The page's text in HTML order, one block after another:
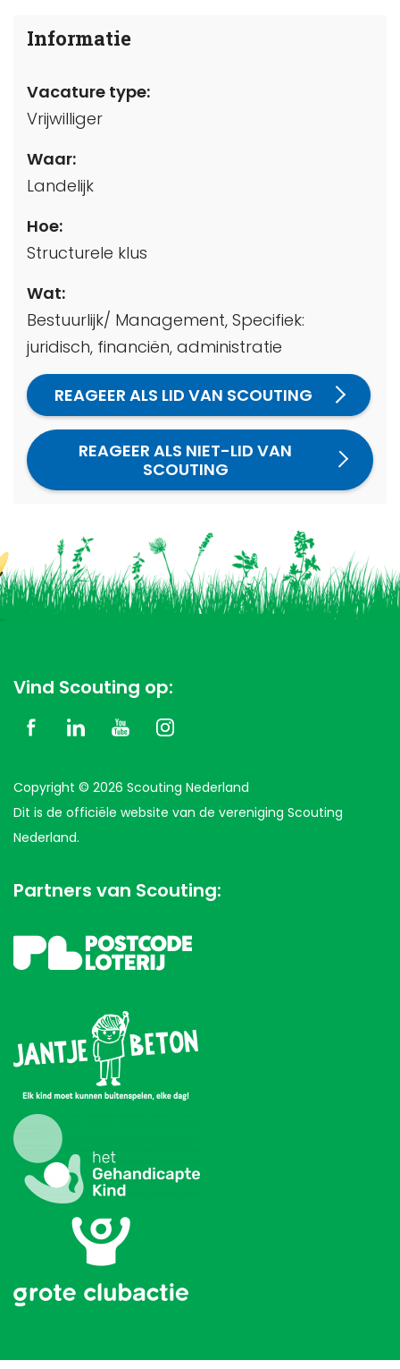
Informatie
Vacature type:
Vrijwilliger
Waar:
Landelijk
Hoe:
Structurele klus
Wat:
Bestuurlijk/ Management, Specifiek:
juridisch, financiën, administratie
REAGEER ALS LID VAN SCOUTING
REAGEER ALS NIET-LID VAN
SCOUTING
Vind Scouting op:
Copyright © 2026 Scouting Nederland
Dit is de officiële website van de vereniging Scouting
Nederland.
Partners van Scouting: